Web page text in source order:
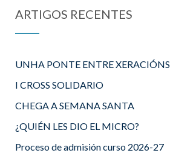
ARTIGOS RECENTES
UNHA PONTE ENTRE XERACIÓNS
I CROSS SOLIDARIO
CHEGA A SEMANA SANTA
¿QUIÉN LES DIO EL MICRO?
Proceso de admisión curso 2026-27